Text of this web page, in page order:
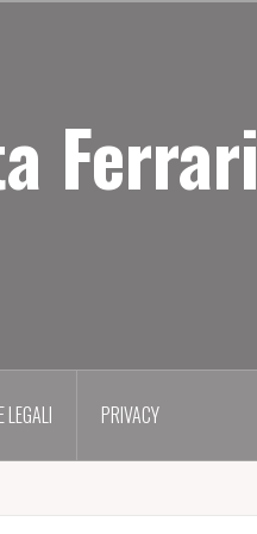
Ferrari
LEGALI PRIVACY